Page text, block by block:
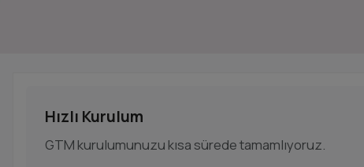
Hızlı Kurulum
GTM kurulumunuzu kısa sürede tamamlıyoruz.